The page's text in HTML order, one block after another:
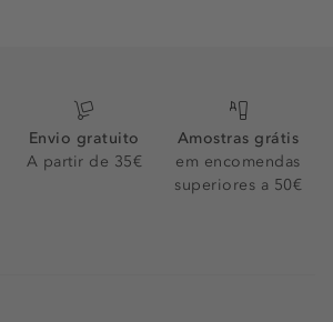
Envio gratuito
A partir de 35€
Amostras grátis
em encomendas
superiores a 50€